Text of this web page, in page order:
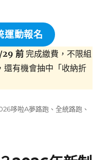
運動報名
29 前完成繳費，不限組
還有機會抽中「收納折
哆啦A夢路跑 、全統路跑 、